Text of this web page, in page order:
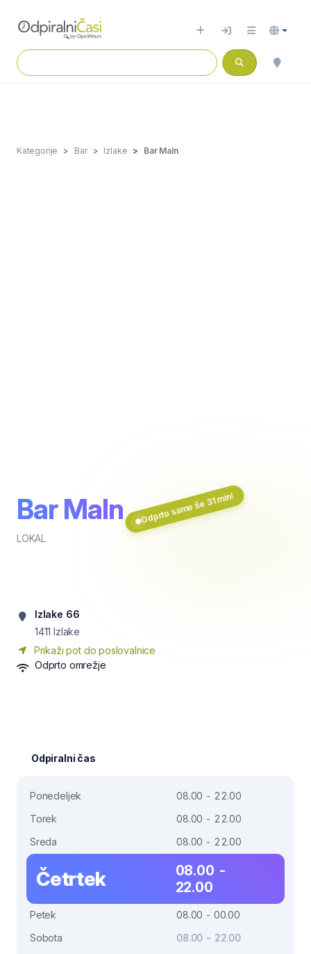
Kategorije Bar Izlake Bar Maln
Bar Maln
LOKAL
Odprto samo še 31 min!
Izlake 66
1411 Izlake
Prikaži pot do poslovalnice
Odprto omrežje
Odpiralni čas
Ponedeljek
08.00 - 22.00
Torek
08.00 - 22.00
Sreda
08.00 - 22.00
Četrtek
08.00 -
22.00
Petek
08.00 - 00.00
Sobota
08.00 - 22.00